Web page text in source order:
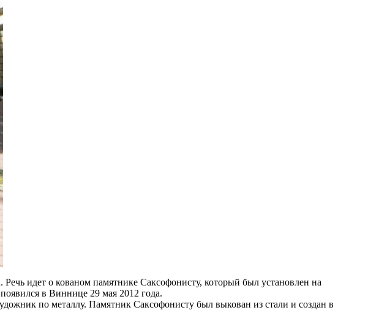
идет о кованом памятнике Саксофонисту, который был установлен на
в Виннице 29 мая 2012 года.
по металлу. Памятник Саксофонисту был выкован из стали и создан в